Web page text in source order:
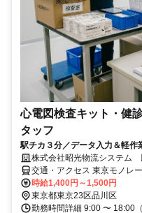
心電図検査キット・健
タッフ
駅チカ３分／データ入力＆軽
株式会社昭光物流システム
交通・アクセス 東京モノレ
京急本線 立会川駅 徒歩１０分
時給1,400円～1,500円
東京都東京23区品川区
勤務時間詳細 9:00 〜 18:00